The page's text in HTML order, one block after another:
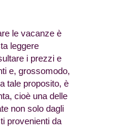
le vacanze è
leggere
i prezzi e
e, grossomodo,
tale proposito, è
cioè una delle
non solo dagli
provenienti da